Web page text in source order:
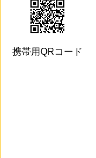
携帯用QRコード